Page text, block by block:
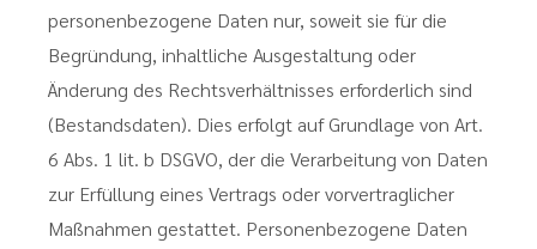
personenbezogene Daten nur, soweit sie für die
Begründung, inhaltliche Ausgestaltung oder
Änderung des Rechtsverhältnisses erforderlich sind
(Bestandsdaten). Dies erfolgt auf Grundlage von Art.
6 Abs. 1 lit. b DSGVO, der die Verarbeitung von Daten
zur Erfüllung eines Vertrags oder vorvertraglicher
Maßnahmen gestattet. Personenbezogene Daten